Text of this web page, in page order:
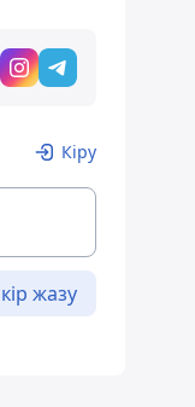
Кіру
жазу